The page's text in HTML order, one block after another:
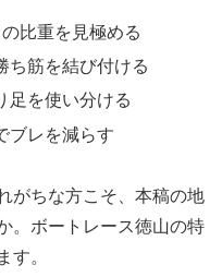
比重を見極める
ち筋を結び付ける
足を使い分ける
ブレを減らす
がちな方こそ、本稿の地
。ボートレース徳山の特
す。